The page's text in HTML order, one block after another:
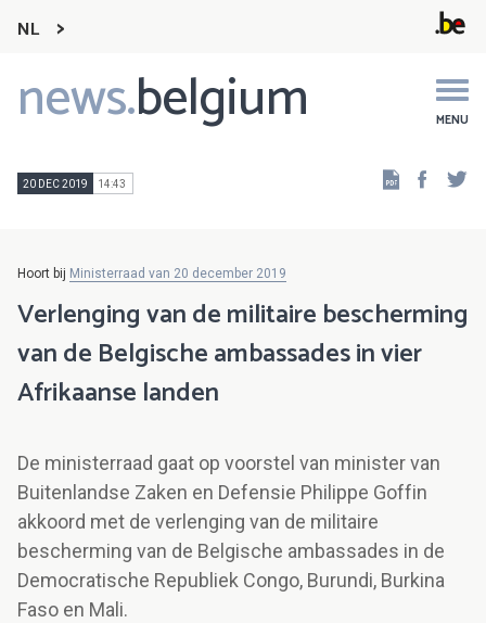
NL
news.belgium MENU
Main
navigation
20 DEC 2019 14:43
Hoort bij Ministerraad van 20 december 2019
Verlenging van de militaire bescherming
van de Belgische ambassades in vier
Afrikaanse landen
De ministerraad gaat op voorstel van minister van
Buitenlandse Zaken en Defensie Philippe Goffin
akkoord met de verlenging van de militaire
bescherming van de Belgische ambassades in de
Democratische Republiek Congo, Burundi, Burkina
Faso en Mali.